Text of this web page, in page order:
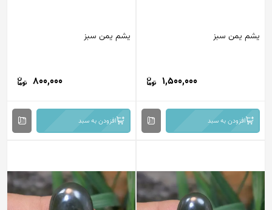
یشم یمن سبز
1,500,000
افزودن به سبد
یشم یمن سبز
800,000
افزودن به سبد